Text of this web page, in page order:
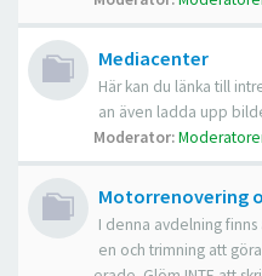
Mediacenter
Här kan du länka till
an även ladda upp
Moderator:
Motorrenovering
I denna avdelning
en och trimning att